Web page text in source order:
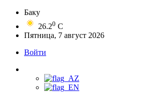
Баку
26.20 C
Пятница, 7 август 2026
Войти